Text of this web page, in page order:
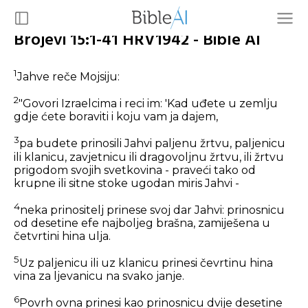
Brojevi 15:1-41 HRV1942 - Bible AI
1Jahve reče Mojsiju:
2"Govori Izraelcima i reci im: 'Kad uđete u zemlju
gdje ćete boraviti i koju vam ja dajem,
3pa budete prinosili Jahvi paljenu žrtvu, paljenicu
ili klanicu, zavjetnicu ili dragovoljnu žrtvu, ili žrtvu
prigodom svojih svetkovina - praveći tako od
krupne ili sitne stoke ugodan miris Jahvi -
4neka prinositelj prinese svoj dar Jahvi: prinosnicu
od desetine efe najboljeg brašna, zamiješena u
četvrtini hina ulja.
5Uz paljenicu ili uz klanicu prinesi čevrtinu hina
vina za ljevanicu na svako janje.
6Povrh ovna prinesi kao prinosnicu dvije desetine